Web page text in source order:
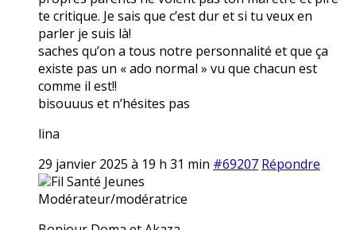
te critique. Je sais que c’est dur et si tu veux en
parler je suis là!
saches qu’on a tous notre personnalité et que ça
existe pas un « ado normal » vu que chacun est
comme il est!!
bisouuus et n’hésites pas
lina
29 janvier 2025 à 19 h 31 min #69207 Répondre
Fil Santé Jeunes
Modérateur/modératrice